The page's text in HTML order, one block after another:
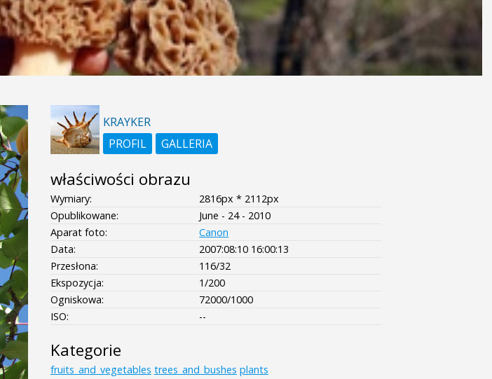
KRAYKER
PROFIL
GALLERIA
właściwości obrazu
Wymiary:
2816px * 2112px
Opublikowane:
June - 24 - 2010
Aparat foto:
Canon
Data:
2007:08:10 16:00:13
Przesłona:
116/32
Ekspozycja:
1/200
Ogniskowa:
72000/1000
ISO:
--
Kategorie
fruits_and_vegetables trees_and_bushes plants